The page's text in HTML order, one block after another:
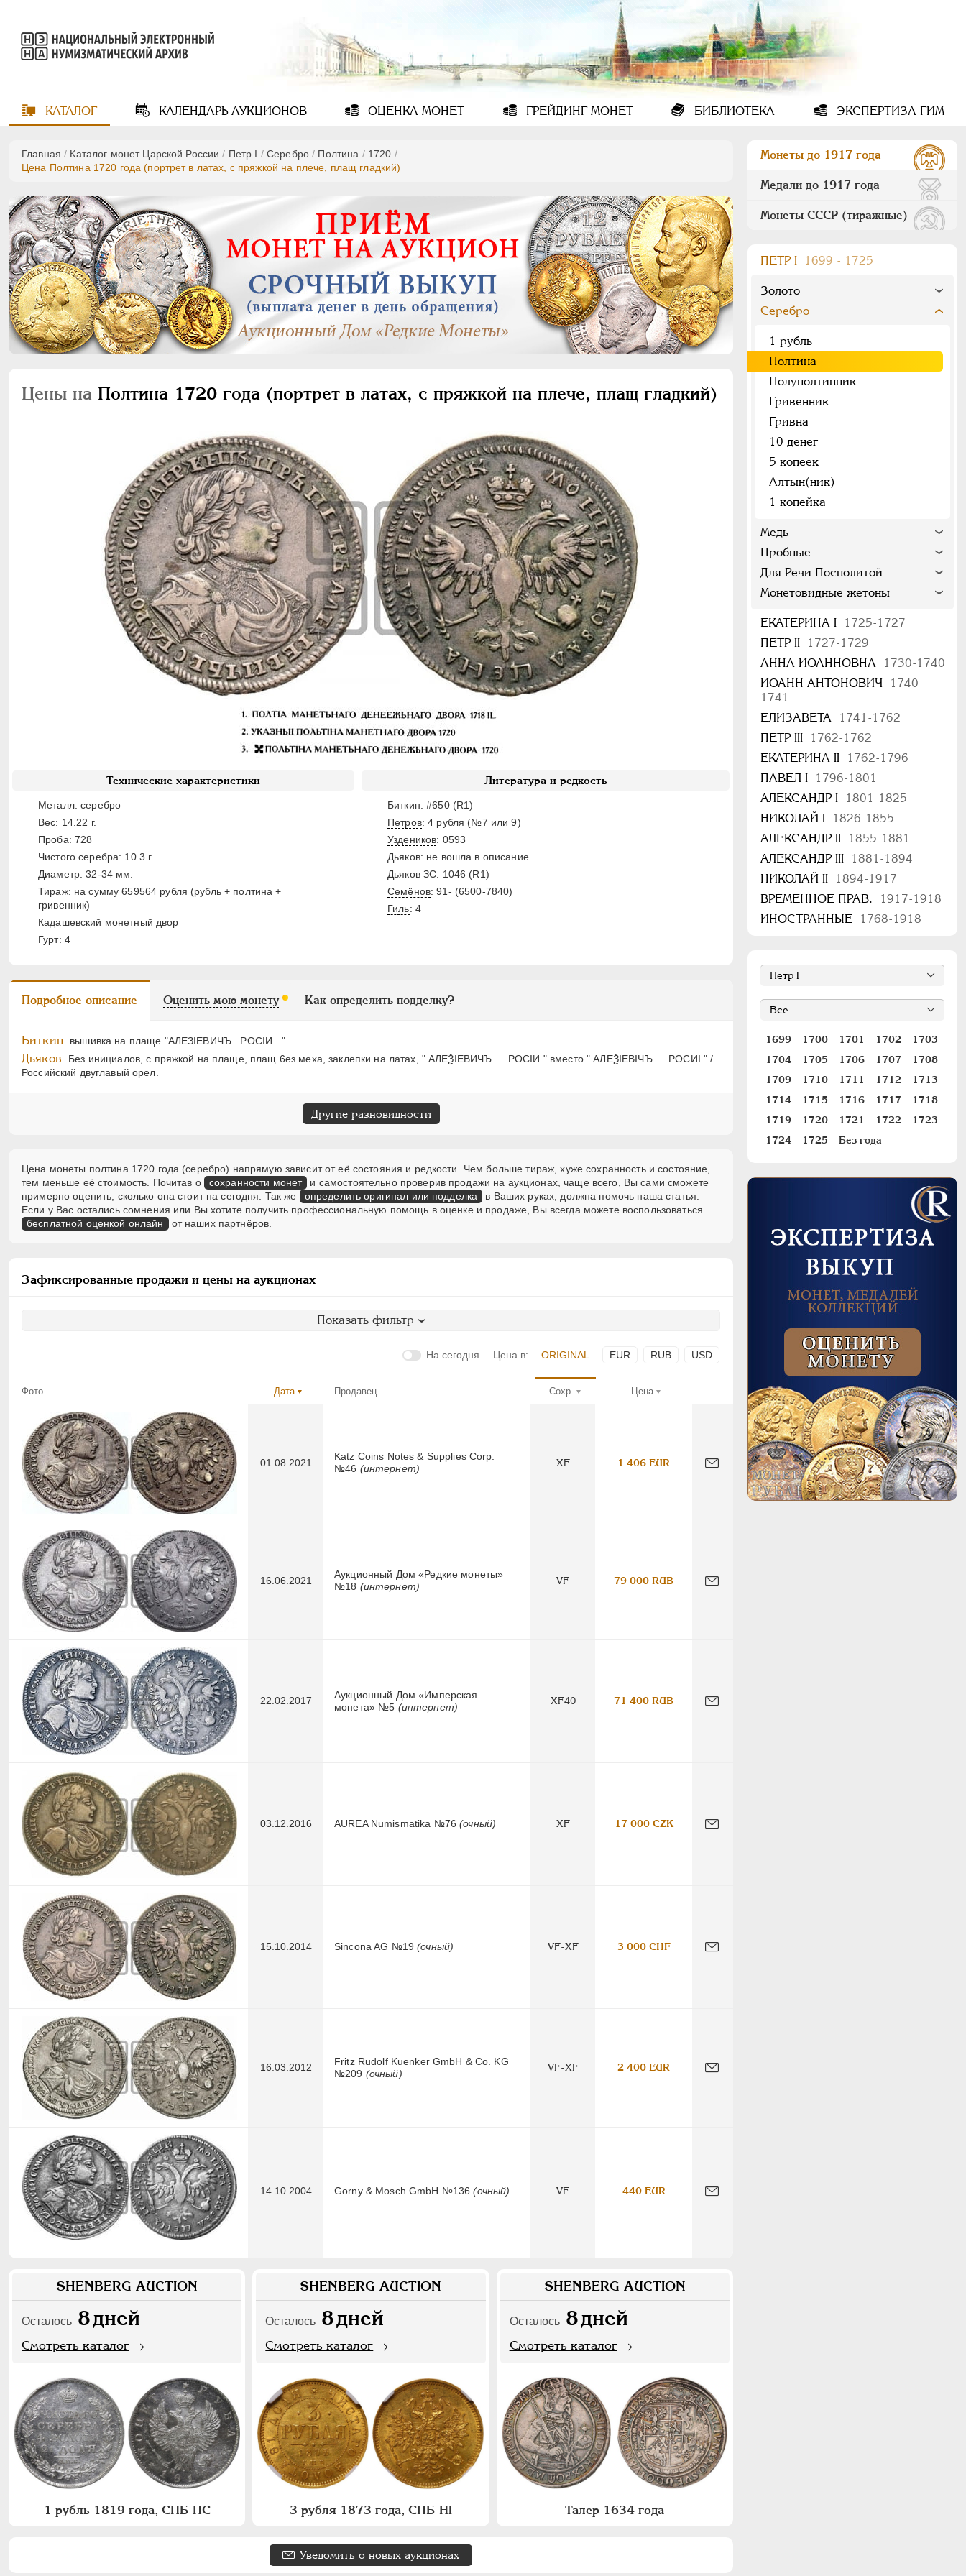
КАТАЛОГ КАЛЕНДАРЬАУКЦИОНОВ ОЦЕНКА МОНЕТ ГРЕЙДИНГМОНЕТ БИБЛИОТЕКА ЭКСПЕРТИЗА ГИМ
Главная / Каталог монет Царской России / Пeтр I /Серебро / Полтина / 1720 /
Цена Полтина 1720 года (портрет в латах, с пряжкой на плече, плащ гладкий)
Цены на Полтина 1720 года (портрет в латах, с пряжкой на плече, плащ гладкий)
Технические характеристики
Металл: серебро
Вес: 14.22 г.
Проба: 728
Чистого серебра: 10.3 г.
Диаметр: 32-34 мм.
Тираж: на сумму 659564 рубля (рубль + полтина +
гривенник)
Кадашевский монетный двор
Гурт: 4
Литература и редкость
Биткин: #650 (R1)
Петров: 4 рубля (№7 или 9)
Уздеников: 0593
Дьяков: не вошла в описание
Дьяков ЗС: 1046 (R1)
Семёнов: 91- (6500-7840)
Гиль: 4
Подробное описание Оценить мою монету Как определить подделку?
Биткин: вышивка на плаще "АЛЕЗIЕВИЧЪ...РОСIИ...".
Дьяков: Без инициалов, с пряжкой на плаще, плащ 6ез меха, заклепки на латах, " АЛЕѮIЕВИЧЪ … РОСIИ " вместо " АЛЕѮIЕВIЧЪ … РОСИI " /
Российский двуглавый орел.
Другие разновидности
Цена монеты полтина 1720 года (серебро) напрямую зависит от её состояния и редкости. Чем больше тираж, хуже сохранность и состояние,
тем меньше её стоимость. Почитав о
сохранности монет
и самостоятельно проверив продажи на аукционах, чаще всего, Вы сами сможете
примерно оценить, сколько она стоит на сегодня. Так же
определить оригинал или подделка
в Ваших руках, должна помочь наша статья.
Если у Вас остались сомнения или Вы хотите получить профессиональную помощь в оценке и продаже, Вы всегда можете воспользоваться
бесплатной оценкой онлайн от наших партнёров.
Зафиксированные продажи и цены на аукционах
Показать фильтр
На сегодня Цена в: ORIGINAL EUR RUB USD
Фото Дата Продавец Сохр. Цена
01.08.2021
Katz Coins Notes & Supplies Corp.
№46 (интернет)
XF 1 406 EUR
16.06.2021
Аукционный Дом «Редкие монеты»
№18 (интернет)
VF 79 000 RUB
22.02.2017
Аукционный Дом «Имперская
монета» №5 (интернет)
XF40 71 400 RUB
03.12.2016 AUREA Numismatika №76(очный) XF 17 000 CZK
15.10.2014 Sincona AG №19(очный) VF-XF 3 000 CHF
16.03.2012
Fritz Rudolf Kuenker GmbH & Co. KG
№209 (очный)
VF-XF 2 400 EUR
14.10.2004 Gorny & Mosch GmbH №136(очный) VF 440 EUR
SHENBERG AUCTION
Осталось 8дней
Смотреть каталог
1 рубль 1819 года, СПБ-ПС
SHENBERG AUCTION
Осталось 8дней
Смотреть каталог
3 рубля 1873 года, СПБ-НI
SHENBERG AUCTION
Осталось 8дней
Смотреть каталог
Талер 1634 года
Уведомить о новых аукционах
Монеты до 1917 года
Медали до 1917 года
Монеты СССР (тиражные)
ПEТР I 1699 - 1725
Золото
Серебро
1 рубль
Полтина
Полуполтинник
Гривенник
Гривна
10 денег
5 копеек
Алтын(ник)
1 копейка
Медь
Пробные
Для Речи Посполитой
Монетовидные жетоны
ЕКАТЕРИНА I
1725-1727
ПЕТР II
1727-1729
АННА ИОАННОВНА
1730-1740
ИОАНН АНТОНОВИЧ
1740-
1741
ЕЛИЗАВЕТА
1741-1762
ПЕТР III
1762-1762
ЕКАТЕРИНА II
1762-1796
ПАВЕЛ I
1796-1801
АЛЕКСАНДР I
1801-1825
НИКОЛАЙ I
1826-1855
АЛЕКСАНДР II
1855-1881
АЛЕКСАНДР III
1881-1894
НИКОЛАЙ II
1894-1917
ВРЕМЕННОЕ ПРАВ.
1917-1918
ИНОСТРАННЫЕ
1768-1918
1699 1700 1701 1702
1703
1704
1705 1706 1707
1708
1709
1710 1711 1712
1713
1714
1715 1716 1717
1718
1719
1720 1721 1722
1723
1724
1725 Без года